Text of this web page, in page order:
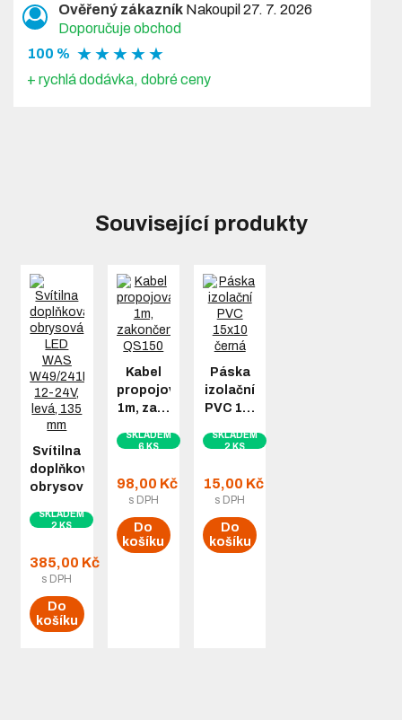
Ověřený zákazník Nakoupil 27. 7. 2026
Doporučuje obchod
100 % ★ ★ ★ ★ ★
+ rychlá dodávka, dobré ceny
Související produkty
Svítilna
doplňková/boční
obrysová…
SKLADEM
2 KS
385,00 Kč
s DPH
Do
košíku
Kabel
propojovací
1m, za…
SKLADEM
6 KS
98,00 Kč
s DPH
Do
košíku
Páska
izolační
PVC 1…
SKLADEM
2 KS
15,00 Kč
s DPH
Do
košíku